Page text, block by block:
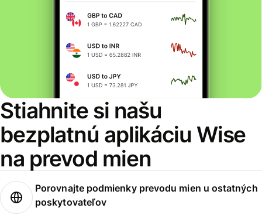
Stiahnite si našu
bezplatnú aplikáciu Wise
na prevod mien
Porovnajte podmienky prevodu mien u ostatných
poskytovateľov